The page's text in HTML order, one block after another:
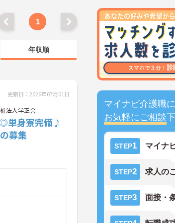
マイナビ介護職に
お気軽にご相談
STEP1 マイナ
STEP2 求人の
STEP3 面接・
1
年収順
更新日：2026年07月01日
法人学正会
◎単身寮完備♪
募集